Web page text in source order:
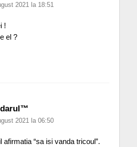
2021 la 18:51
!
el ?
2021 la 06:50
afirmatia “sa isi vanda tricoul”.